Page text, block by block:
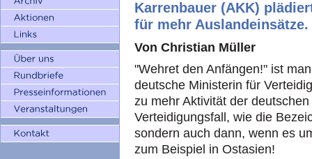
Karrenbauer (AKK)
für mehr Auslandeinsätze.
Von Christian Müller
"Wehret den Anfängen!" ist
deutsche Ministerin für
zu mehr Aktivität der
Verteidigungsfall, wie die
sondern auch dann, wenn es
zum Beispiel in Ostasien!